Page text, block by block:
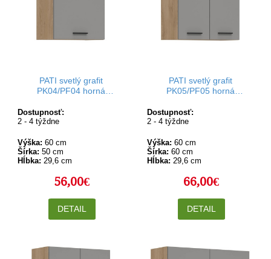
PATI svetlý grafit
PK04/PF04 horná
Dostupnosť:
2 - 4 týždne
Výška: 60 cm
Šírka: 50 cm
Hĺbka: 29,6 cm
56,00€
DETAIL
PATI svetlý grafit
PK05/PF05 horná
Dostupnosť:
2 - 4 týždne
Výška: 60 cm
Šírka: 60 cm
Hĺbka: 29,6 cm
66,00€
DETAIL